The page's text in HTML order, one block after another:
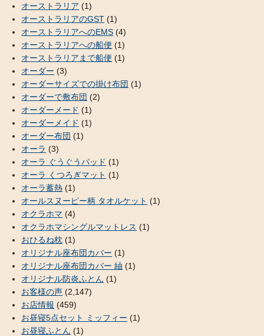
オーストラリア (1)
オーストラリアのGST (1)
オーストラリアへのEMS (4)
オーストラリアへの船便 (1)
オーストラリアまで船便 (1)
オーダー (3)
オーダーサイズでの掛け布団 (1)
オーダーで敷布団 (2)
オーダーメード (1)
オーダーメイド (1)
オーダー布団 (1)
オーラ (3)
オーラ ぐうぐうパッド (1)
オーラ くつろぎマット (1)
オーラ蓄熱 (1)
オールスヌーピー柄 タオルケット (1)
オクラホマ (4)
オクラホマシングルマットレス (1)
おひるね枕 (1)
オリジナル座布団カバー (1)
オリジナル座布団カバー 紬 (1)
オリジナル防炎ふとん (1)
お客様の声 (2,147)
お店情報 (459)
お昼寝5点セット ミッフィー (1)
お昼寝ふとん (1)